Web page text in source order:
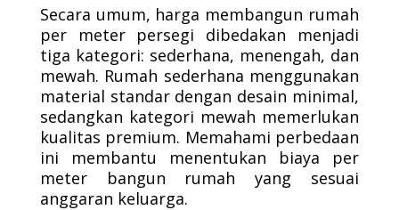
Secara umum, harga membangun rumah
per meter persegi dibedakan menjadi
tiga kategori: sederhana, menengah, dan
mewah. Rumah sederhana menggunakan
material standar dengan desain minimal,
sedangkan kategori mewah memerlukan
kualitas premium. Memahami perbedaan
ini membantu menentukan biaya per
meter bangun rumah yang sesuai
anggaran keluarga.